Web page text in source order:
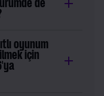
de
oyunum
için